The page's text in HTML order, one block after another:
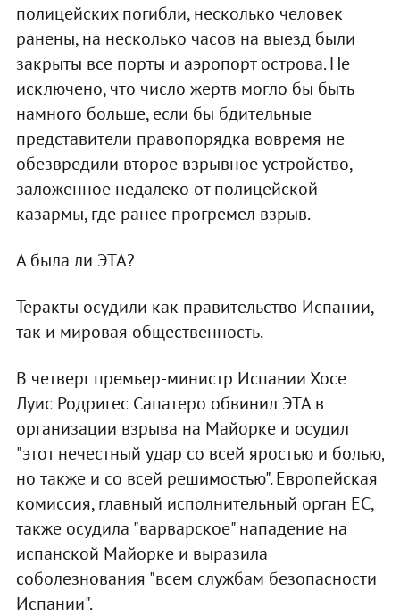
полицейских погибли, несколько человек
ранены, на несколько часов на выезд были
закрыты все порты и аэропорт острова. Не
исключено, что число жертв могло бы быть
намного больше, если бы бдительные
представители правопорядка вовремя не
обезвредили второе взрывное устройство,
заложенное недалеко от полицейской
казармы, где ранее прогремел взрыв.
А была ли ЭТА?
Теракты осудили как правительство Испании,
так и мировая общественность.
В четверг премьер-министр Испании Хосе
Луис Родригес Сапатеро обвинил ЭТА в
организации взрыва на Майорке и осудил
"этот нечестный удар со всей яростью и болью,
но также и со всей решимостью". Европейская
комиссия, главный исполнительный орган ЕС,
также осудила "варварское" нападение на
испанской Майорке и выразила
соболезнования "всем службам безопасности
Испании".